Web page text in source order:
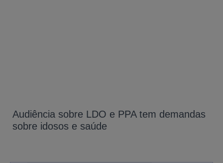
Audiência sobre LDO e PPA tem demandas
sobre idosos e saúde